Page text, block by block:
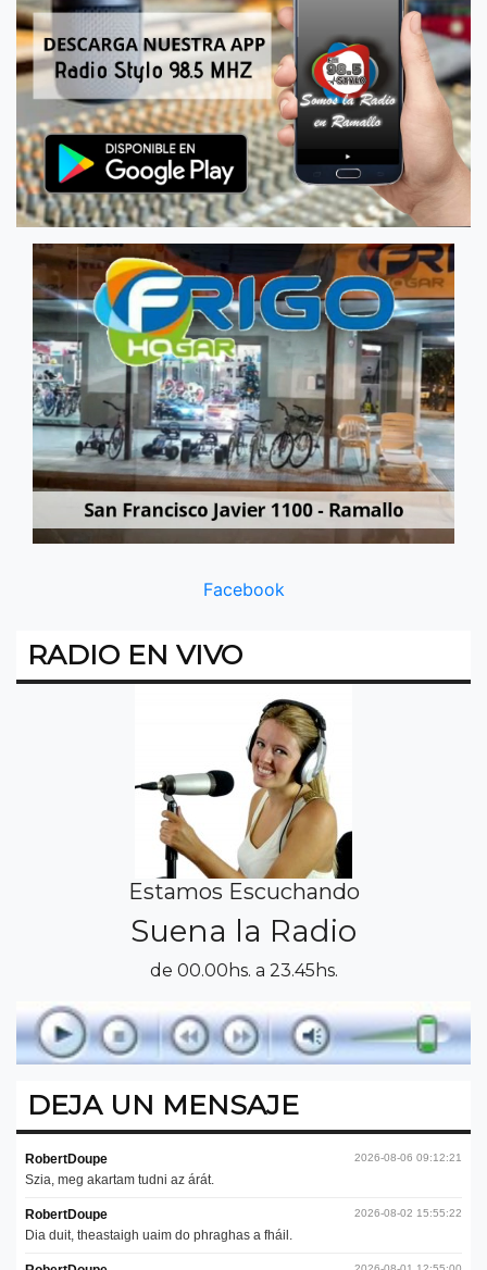
Facebook
RADIO EN VIVO
Estamos Escuchando
Suena la Radio
de 00.00hs. a 23.45hs.
DEJA UN MENSAJE